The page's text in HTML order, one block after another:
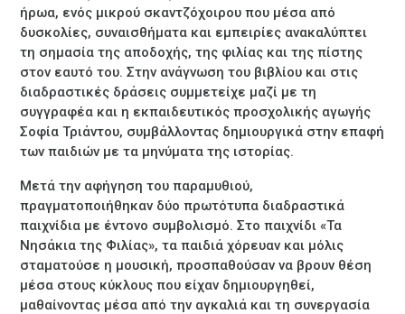
ήρωα, ενός μικρού σκαντζόχοιρου που μέσα από
δυσκολίες, συναισθήματα και εμπειρίες ανακαλύπτει
τη σημασία της αποδοχής, της φιλίας και της πίστης
στον εαυτό του. Στην ανάγνωση του βιβλίου και στις
διαδραστικές δράσεις συμμετείχε μαζί με τη
συγγραφέα και η εκπαιδευτικός προσχολικής αγωγής
Σοφία Τριάντου, συμβάλλοντας δημιουργικά στην επαφή
των παιδιών με τα μηνύματα της ιστορίας.
Μετά την αφήγηση του παραμυθιού,
πραγματοποιήθηκαν δύο πρωτότυπα διαδραστικά
παιχνίδια με έντονο συμβολισμό. Στο παιχνίδι «Τα
Νησάκια της Φιλίας», τα παιδιά χόρευαν και μόλις
σταματούσε η μουσική, προσπαθούσαν να βρουν θέση
μέσα στους κύκλους που είχαν δημιουργηθεί,
μαθαίνοντας μέσα από την αγκαλιά και τη συνεργασία